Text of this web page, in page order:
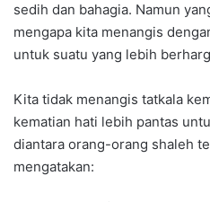
sedih dan bahagia. Namun
mengapa kita menangis
untuk suatu yang lebih
Kita tidak menangis tatkala
kematian hati lebih pantas
diantara orang-orang shaleh
mengatakan: